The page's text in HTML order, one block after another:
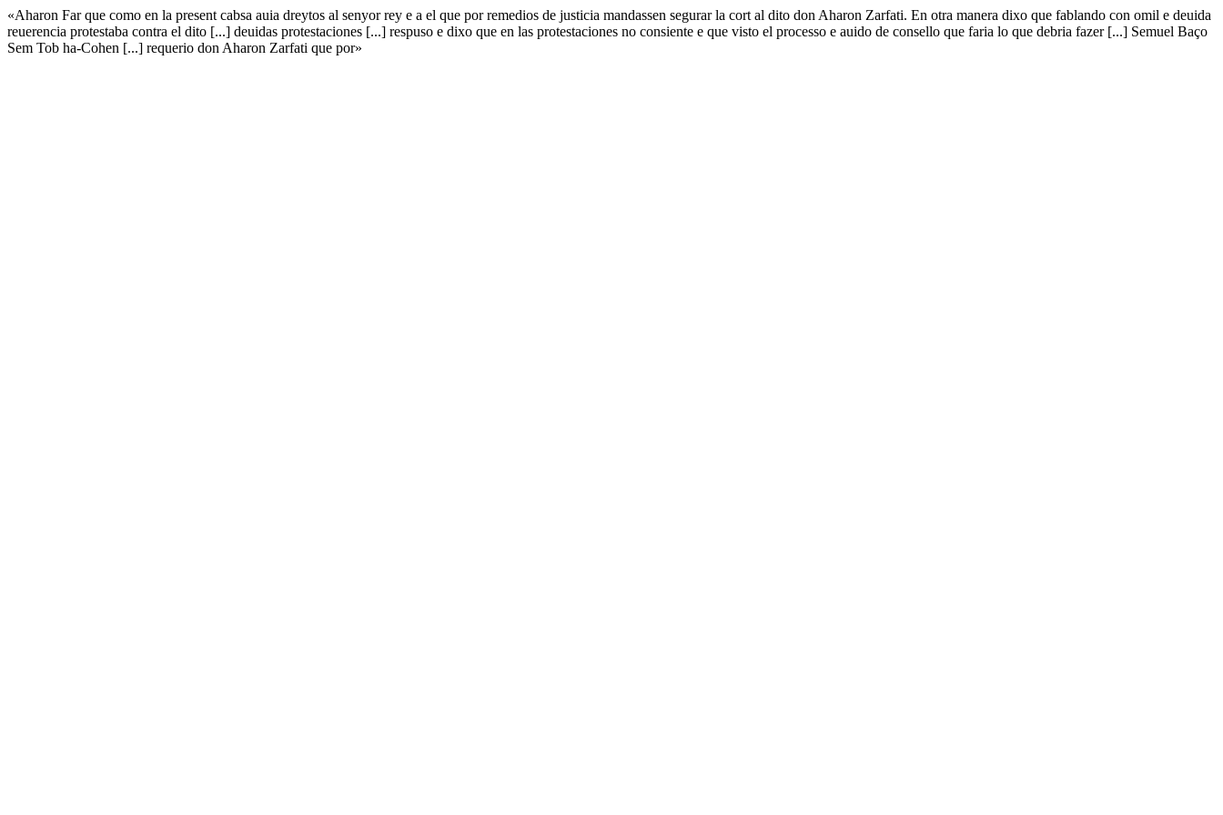
«Aharon Far que como en la present cabsa auia dreytos al senyor rey e a el que por remedios de justicia mandassen segurar la cort al dito don Aharon Zarfati. En otra manera dixo que fablando con omil e deuida
reuerencia protestaba contra el dito [...] deuidas protestaciones [...] respuso e dixo que en las protestaciones no consiente e que visto el processo e auido de consello que faria lo que debria fazer [...] Semuel Baço
Sem Tob ha-Cohen [...] requerio don Aharon Zarfati que por»